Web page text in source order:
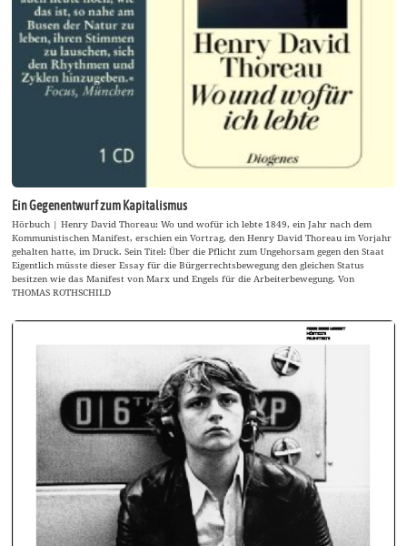
Ein Gegenentwurf zum Kapitalismus
Hörbuch | Henry David Thoreau: Wo und wofür ich lebte 1849, ein Jahr nach dem
Kommunistischen Manifest, erschien ein Vortrag, den Henry David Thoreau im Vorjahr
gehalten hatte, im Druck. Sein Titel: Über die Pflicht zum Ungehorsam gegen den Staat
Eigentlich müsste dieser Essay für die Bürgerrechtsbewegung den gleichen Status
besitzen wie das Manifest von Marx und Engels für die Arbeiterbewegung. Von
THOMAS ROTHSCHILD